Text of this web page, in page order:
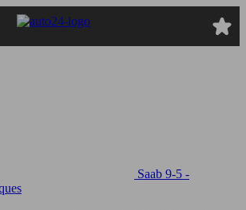
Saab 9-5 -